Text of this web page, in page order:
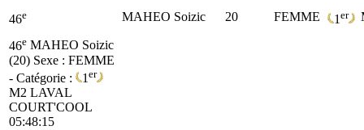
46e MAHEO Soizic 20 FEMME 1 er
46e MAHEO Soizic
(20) Sexe : FEMME
- Catégorie :
1 er
M2 LAVAL
COURT'COOL
05:48:15